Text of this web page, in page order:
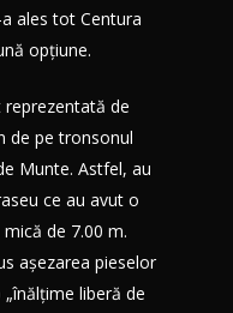
ales tot Centura
opțiune.
de
de pe tronsonul
Munte. Astfel, au
ce au avut o
de 7.00 m.
așezarea pieselor
liberă de